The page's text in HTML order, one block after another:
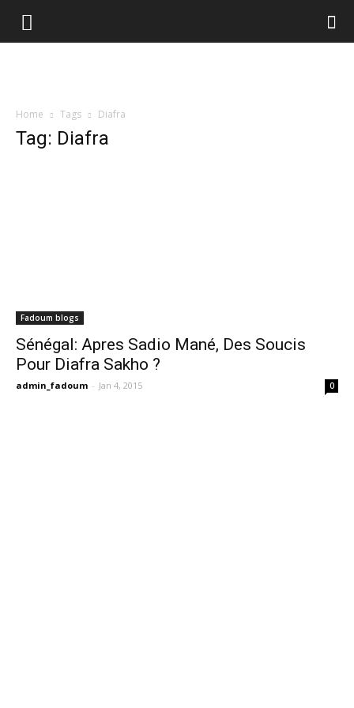
Home Tags Diafra
Tag: Diafra
Fadoum blogs
Sénégal: Apres Sadio Mané, Des Soucis
Pour Diafra Sakho ?
admin_fadoum - Jan 4, 2015 0